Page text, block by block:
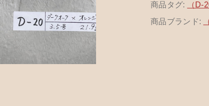
商品タグ:
（
商品ブランド:
ピングを続ける カートを